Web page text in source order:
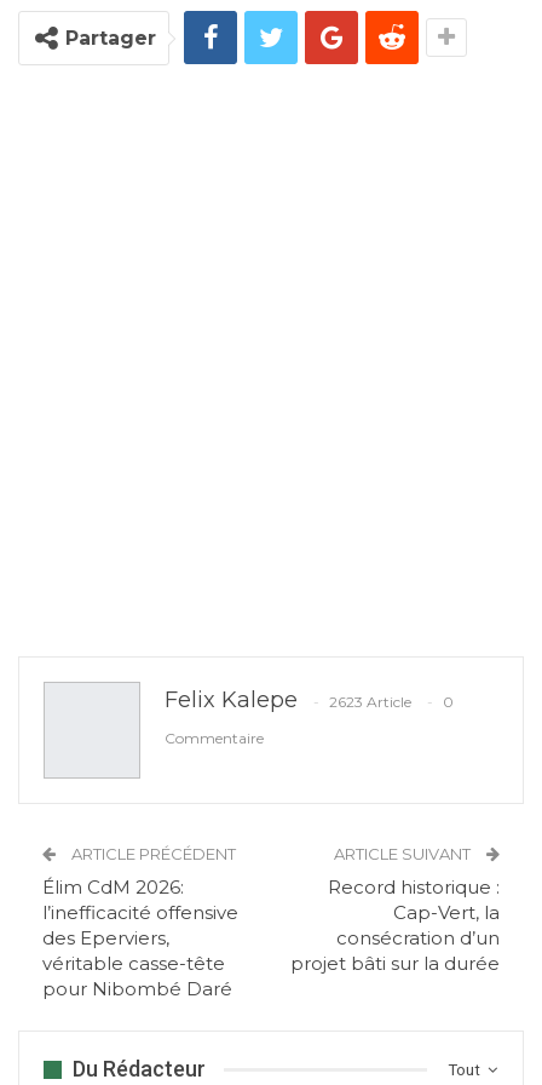
Partager
Felix Kalepe 2623 Article
0
Commentaire
ARTICLE PRÉCÉDENT
Élim CdM 2026:
l’inefficacité offensive
des Eperviers,
véritable casse-tête
pour Nibombé Daré
ARTICLE SUIVANT
Record historique :
Cap-Vert, la
consécration d’un
projet bâti sur la durée
Tout
Du Rédacteur